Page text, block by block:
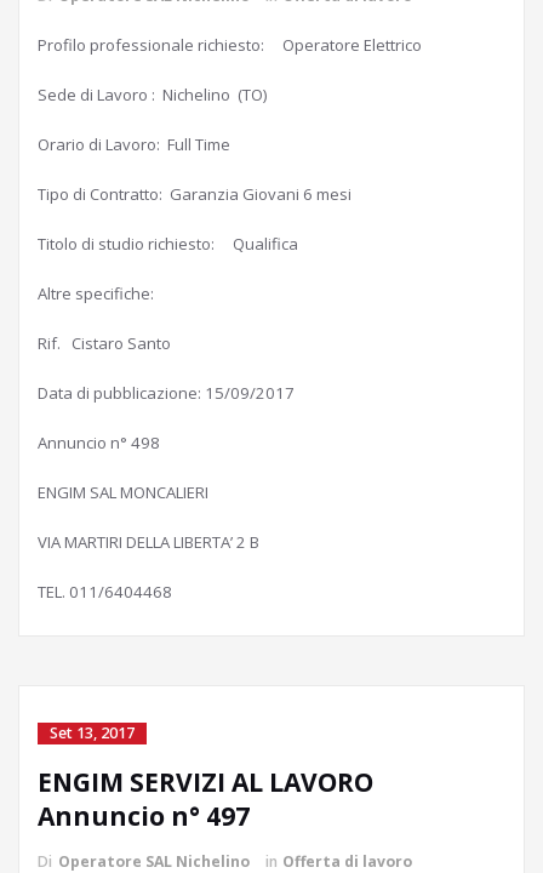
Profilo professionale richiesto: Operatore Elettrico
Sede di Lavoro : Nichelino (TO)
Orario di Lavoro: Full Time
Tipo di Contratto: Garanzia Giovani 6 mesi
Titolo di studio richiesto: Qualifica
Altre specifiche:
Rif. Cistaro Santo
Data di pubblicazione: 15/09/2017
Annuncio n° 498
ENGIM SAL MONCALIERI
VIA MARTIRI DELLA LIBERTA’ 2 B
TEL. 011/6404468
Set 13, 2017
ENGIM SERVIZI AL LAVORO
Annuncio n° 497
Di Operatore SAL Nichelino in Offerta di lavoro